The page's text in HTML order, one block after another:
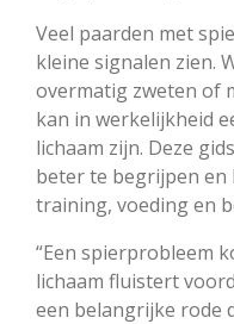
Veel paarden met
kleine signalen zien.
overmatig zweten of
kan in werkelijkheid
lichaam zijn. Deze
beter te begrijpen
training, voeding en
“Een spierprobleem
lichaam fluistert
een belangrijke rode